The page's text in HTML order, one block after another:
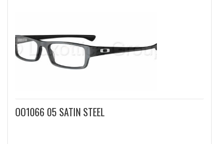
OO1066 05 SATIN STEEL